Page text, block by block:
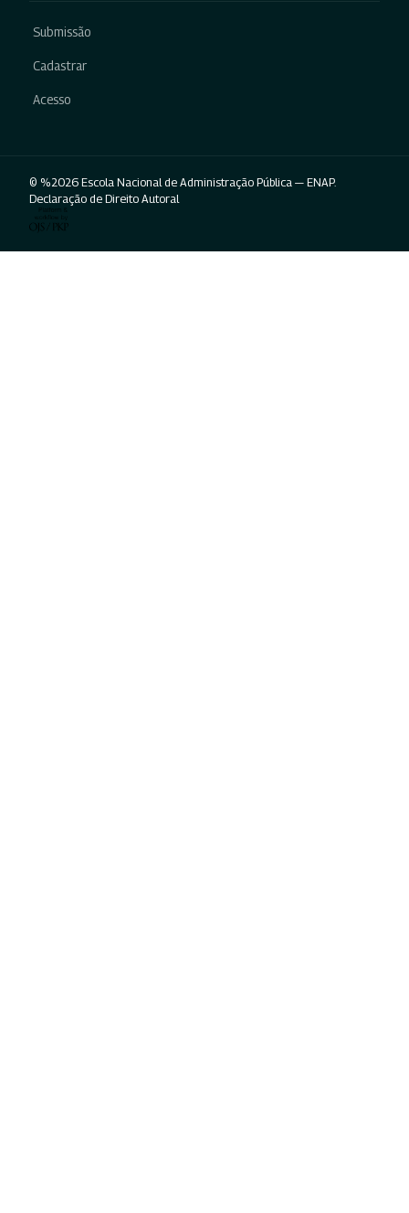
Submissão
Cadastrar
Acesso
© %2026 Escola Nacional de Administração Pública — ENAP.
Declaração de Direito Autoral